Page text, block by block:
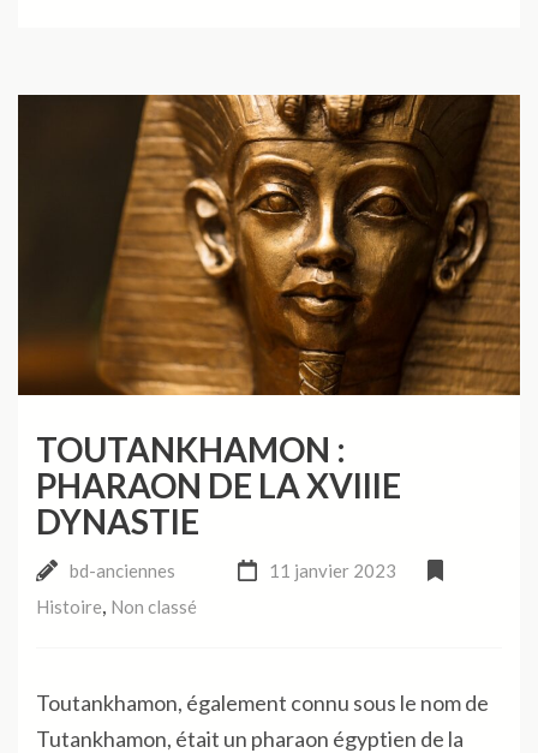
TOUTANKHAMON :
PHARAON DE LA XVIIIE
DYNASTIE
bd-anciennes
11 janvier 2023
Histoire, Non classé
Toutankhamon, également connu sous le nom de
Tutankhamon, était un pharaon égyptien de la